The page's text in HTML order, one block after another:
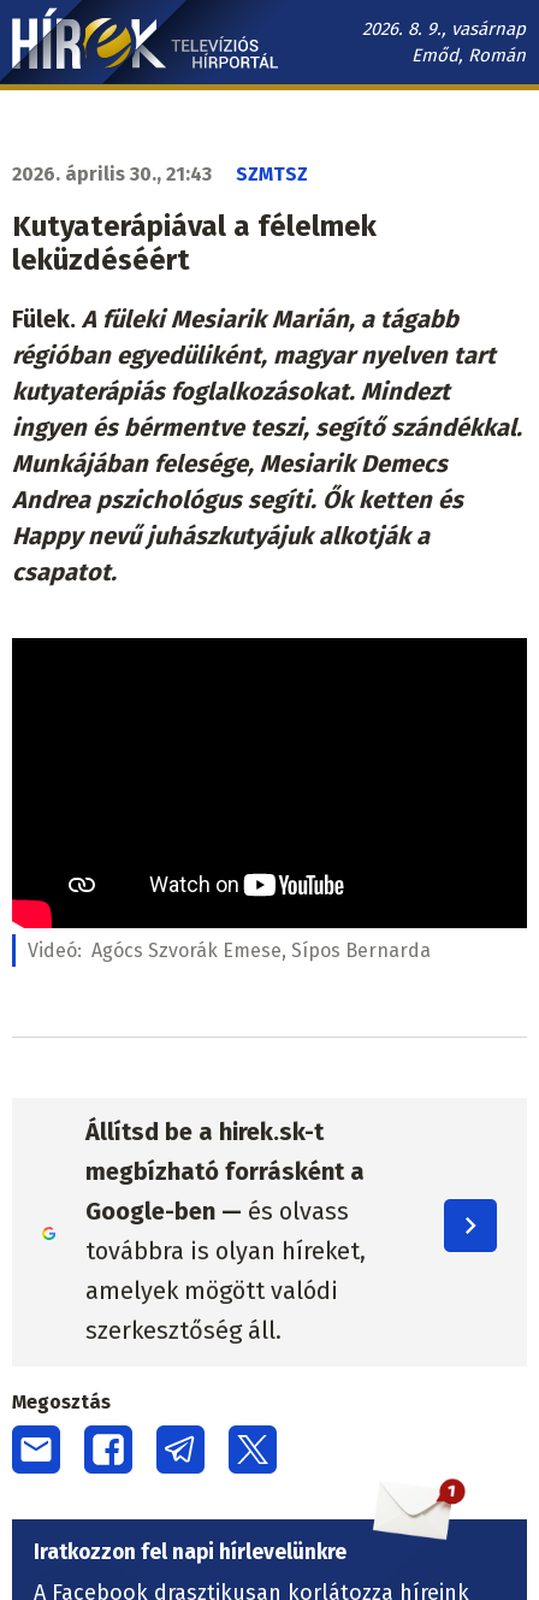
Ugrás
tartalomra
2026. 8. 9., vasárnap
Emőd, Román
Hírek.sk
navigáció
2026. április 30., 21:43 SZMTSZ
Kutyaterápiával a félelmek
leküzdéséért
Fülek. A füleki Mesiarik Marián, a tágabb
régióban egyedüliként, magyar nyelven tart
kutyaterápiás foglalkozásokat. Mindezt
ingyen és bérmentve teszi, segítő szándékkal.
Munkájában felesége, Mesiarik Demecs
Andrea pszichológus segíti. Ők ketten és
Happy nevű juhászkutyájuk alkotják a
csapatot.
Videó: Agócs Szvorák Emese, Sípos Bernarda
Állítsd be a hirek.sk-t
megbízható forrásként a
Google-ben — és olvass
továbbra is olyan híreket,
amelyek mögött valódi
szerkesztőség áll.
Megosztás
Iratkozzon fel napi hírlevelünkre
A Facebook drasztikusan korlátozza híreink